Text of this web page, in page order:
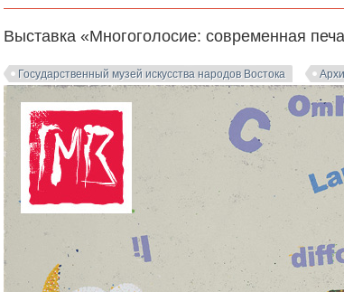
Выставка «Многоголосие: современная
Государственный музей искусства народов Востока